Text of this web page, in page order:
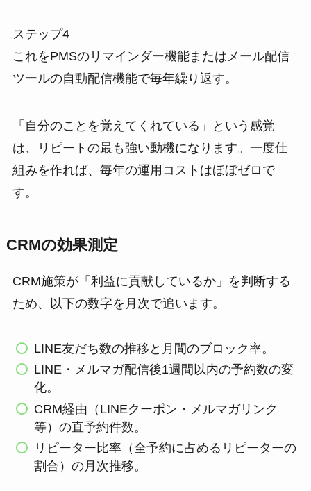
ステップ4
これをPMSのリマインダー機能またはメール配信
ツールの自動配信機能で毎年繰り返す。
「自分のことを覚えてくれている」という感覚
は、リピートの最も強い動機になります。一度仕
組みを作れば、毎年の運用コストはほぼゼロで
す。
CRMの効果測定
CRM施策が「利益に貢献しているか」を判断する
ため、以下の数字を月次で追います。
LINE友だち数の推移と月間のブロック率。
LINE・メルマガ配信後1週間以内の予約数の変
化。
CRM経由（LINEクーポン・メルマガリンク
等）の直予約件数。
リピーター比率（全予約に占めるリピーターの
割合）の月次推移。